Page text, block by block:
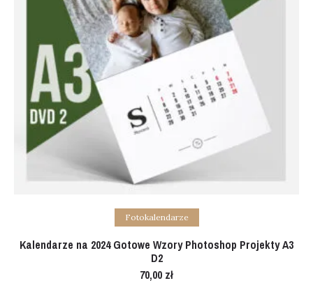
Add to cart
Fotokalendarze
Kalendarze na 2024 Gotowe Wzory Photoshop Projekty A3
D2
70,00 zł